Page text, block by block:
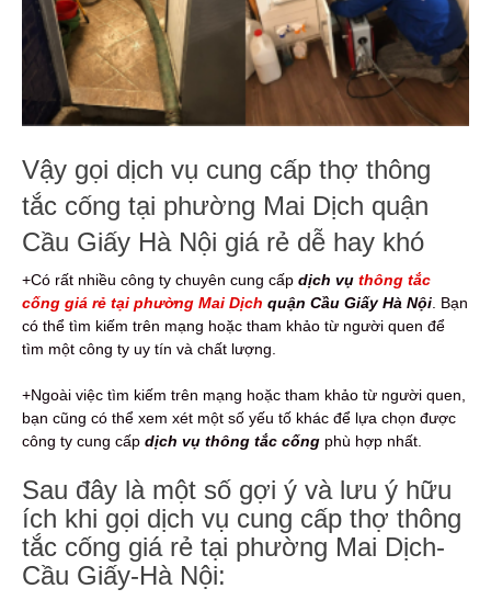
Vậy gọi dịch vụ cung cấp thợ thông
tắc cống tại phường Mai Dịch quận
Cầu Giấy Hà Nội giá rẻ dễ hay khó
+Có rất nhiều công ty chuyên cung cấp dịch vụ thông tắc
cống giá rẻ tại phường Mai Dịch quận Cầu Giấy Hà Nội . Bạn
có thể tìm kiếm trên mạng hoặc tham khảo từ người quen để
tìm một công ty uy tín và chất lượng.
+Ngoài việc tìm kiếm trên mạng hoặc tham khảo từ người quen,
bạn cũng có thể xem xét một số yếu tố khác để lựa chọn được
công ty cung cấp dịch vụ thông tắc cống phù hợp nhất.
Sau đây là một số gợi ý và lưu ý hữu
ích khi gọi dịch vụ cung cấp thợ thông
tắc cống giá rẻ tại phường Mai Dịch-
Cầu Giấy-Hà Nội: